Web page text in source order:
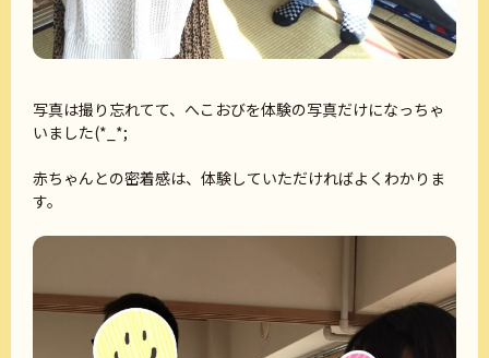
写真は撮り忘れてて、へこおびを体験の写真だけになっちゃ
いました(*_*;
赤ちゃんとの密着感は、体験していただければよくわかりま
す。